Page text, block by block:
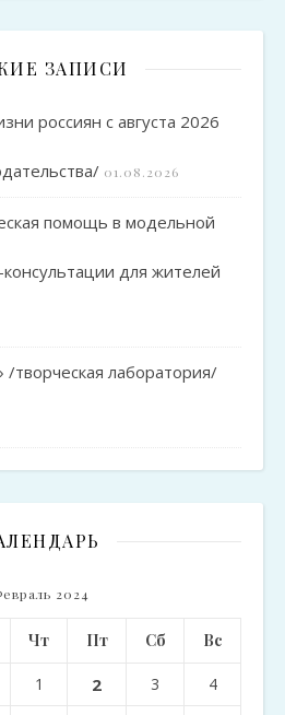
ЗАПИСИ
россиян с августа 2026
01.08.2026
помощь в модельной
для жителей
/творческая лаборатория/
2024
Чт Пт Сб Вс
1 2 3 4